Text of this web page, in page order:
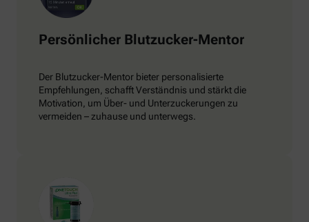
Persönlicher Blutzucker-Mentor
Der Blutzucker-Mentor bieter personalisierte
Empfehlungen, schafft Verständnis und stärkt die
Motivation, um Über- und Unterzuckerungen zu
vermeiden – zuhause und unterwegs.